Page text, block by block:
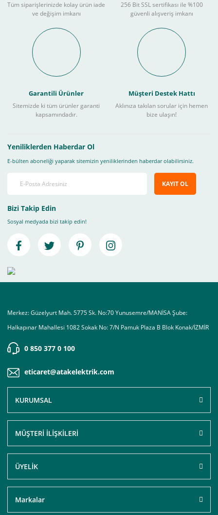
Tüm siparişlerinizde kolay ürün iade
ve değişim imkanı
256 Bit SSL sertifikası ile %100
güvenli alışveriş imkanı
Garantili Ürünler
Sitemizde ki tüm ürünler garanti
kapsamındadır.
Müşteri Destek Hattı
Aklınıza takılan sorular için hemen
bize ulaşın!
Yeniliklerden Haberdar Ol
E-bülten aboneliği yaparak sitemizin yeniliklerinden haberdar olabilirsiniz.
KAYIT OL
Bizi Takip Edin
Sosyal medyada bizi takip edin!
Merkez: Güzelyurt Mah. 5775 Sk. No:70 Yunusemre/MANİSA Şube:
Halkapınar Mahallesi 1082 Sokak No: 7/N Pamuk Plaza B Blok Konak/İZMİR
0 850 377 0 100
eticaret@atakelektrik.com
KURUMSAL
MÜŞTERİ İLİŞKİLERİ
ÜYELİK
Markalar